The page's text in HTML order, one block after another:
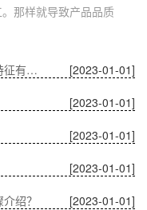
那样就导致产品品质
[2023-01-01]
盘点精密五金零件加工CNC加工明显的特征有哪些
[2023-01-01]
[2023-01-01]
[2023-01-01]
[2023-01-01]
绍？